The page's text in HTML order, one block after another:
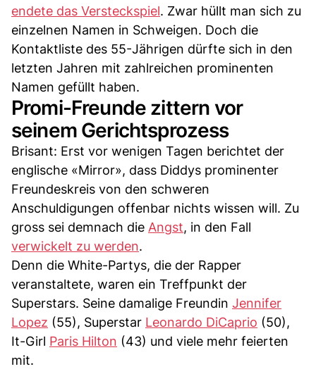
endete das Versteckspiel. Zwar hüllt man sich zu
einzelnen Namen in Schweigen. Doch die
Kontaktliste des 55-Jährigen dürfte sich in den
letzten Jahren mit zahlreichen prominenten
Namen gefüllt haben.
Promi-Freunde zittern vor
seinem Gerichtsprozess
Brisant: Erst vor wenigen Tagen berichtet der
englische «Mirror», dass Diddys prominenter
Freundeskreis von den schweren
Anschuldigungen offenbar nichts wissen will. Zu
gross sei demnach die Angst, in den Fall
verwickelt zu werden.
Denn die White-Partys, die der Rapper
veranstaltete, waren ein Treffpunkt der
Superstars. Seine damalige Freundin Jennifer
Lopez (55), Superstar Leonardo DiCaprio (50),
It-Girl Paris Hilton (43) und viele mehr feierten
mit.